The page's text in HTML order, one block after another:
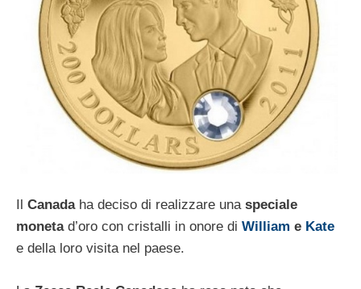
Il Canada ha deciso di realizzare una speciale
monetad’oro con cristalli in onore di William e Kate
e della loro visita nel paese.